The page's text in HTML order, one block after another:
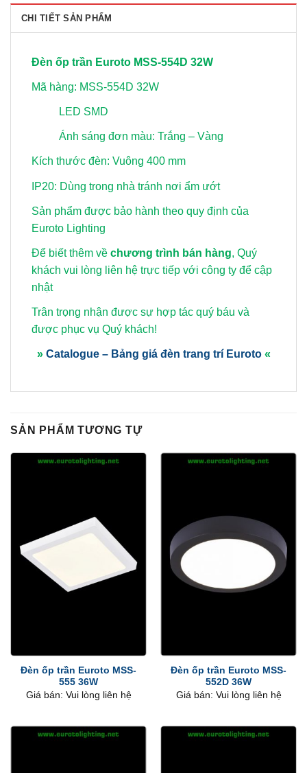
CHI TIẾT SẢN PHẨM
Đèn ốp trần Euroto MSS-554D 32W
Mã hàng: MSS-554D 32W
LED SMD
Ánh sáng đơn màu: Trắng – Vàng
Kích thước đèn: Vuông 400 mm
IP20: Dùng trong nhà tránh nơi ẩm ướt
Sản phẩm được bảo hành theo quy định của
Euroto Lighting
Để biết thêm về chương trình bán hàng, Quý
khách vui lòng liên hệ trực tiếp với công ty để cập
nhật
Trân trọng nhận được sự hợp tác quý báu và
được phục vụ Quý khách!
» Catalogue – Bảng giá đèn trang trí Euroto «
SẢN PHẨM TƯƠNG TỰ
Đèn ốp trần Euroto MSS-
555 36W
Giá bán: Vui lòng liên hệ
Đèn ốp trần Euroto MSS-
552D 36W
Giá bán: Vui lòng liên hệ